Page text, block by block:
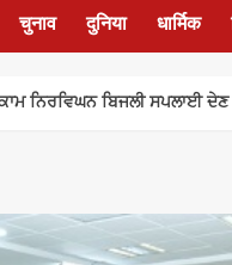
चुनाव दुनिया धार्मिक
ਬਿਜਲੀ ਸਪਲਾਈ ਦੇਣ ਲਈ